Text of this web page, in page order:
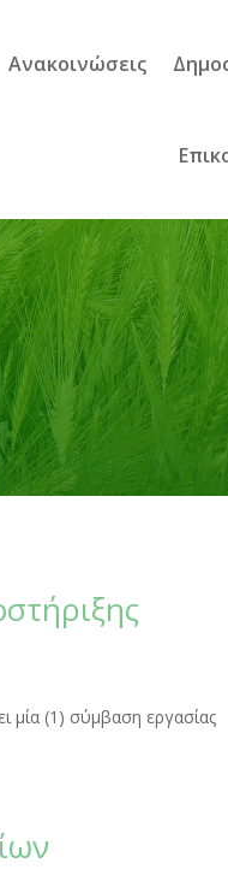
Ανακοινώσεις
μία (1) σύμβαση εργασίας